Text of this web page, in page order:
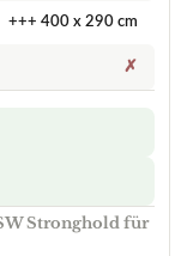
+++ 400 x 290 cm
✗
Stronghold für